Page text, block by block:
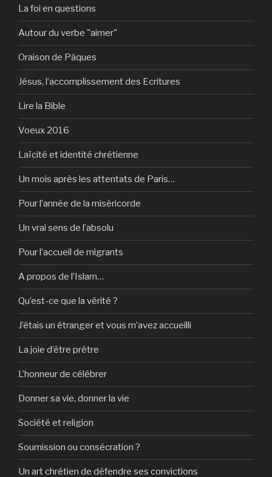
La foi en questions
Autour du verbe "aimer"
Oraison de Pâques
Jésus, l’accomplissement des Ecritures
Lire la Bible
Voeux 2016
Laïcité et identité chrétienne
Un mois après les attentats de Paris…
Pour l’année de la miséricorde
Un vrai sens de l’absolu
Pour l’accueil de migrants
A propos de l’Islam…
Qu’est-ce que la vérité ?
J’étais un étranger et vous m’avez accueilli
La joie d’être prêtre
L’honneur de célébrer
Donner sa vie, donner la vie
Société et religion
Soumission ou consécration ?
Un art chrétien de défendre ses convictions